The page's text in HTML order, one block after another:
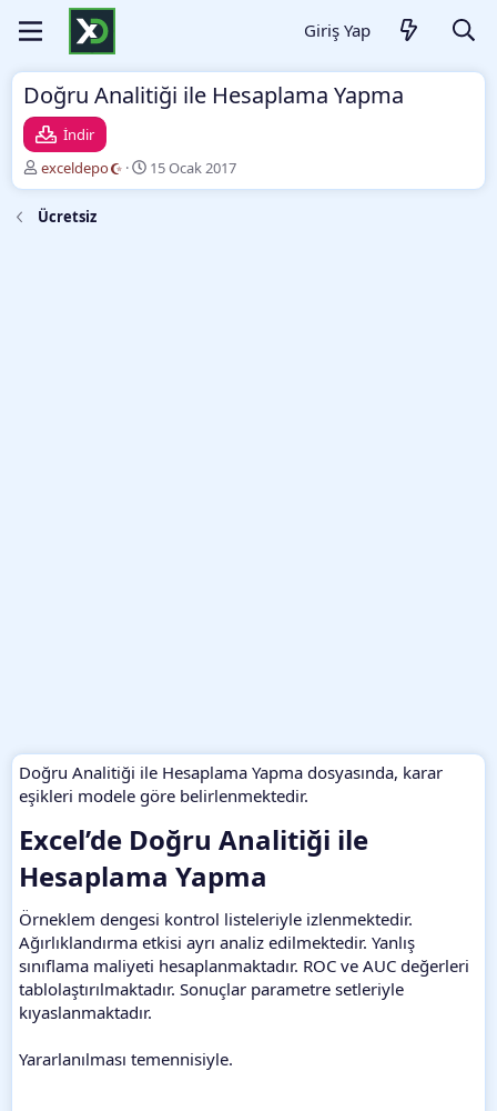
Giriş Yap
Doğru Analitiği ile Hesaplama Yapma
İndir
Y
a
z
a
exceldepo
O
l
15 Ocak 2017
Ücretsiz
Doğru Analitiği ile Hesaplama Yapma dosyasında, karar
eşikleri modele göre belirlenmektedir.
Excel’de Doğru Analitiği ile
Hesaplama Yapma​
Örneklem dengesi kontrol listeleriyle izlenmektedir.
Ağırlıklandırma etkisi ayrı analiz edilmektedir. Yanlış
sınıflama maliyeti hesaplanmaktadır. ROC ve AUC değerleri
tablolaştırılmaktadır. Sonuçlar parametre setleriyle
kıyaslanmaktadır.
Yararlanılması temennisiyle.